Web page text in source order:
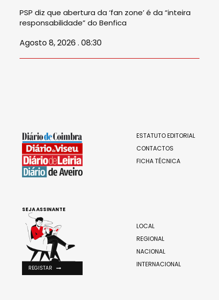
PSP diz que abertura da ‘fan zone’ é da “inteira
responsabilidade” do Benfica
Agosto 8, 2026 . 08:30
ESTATUTO EDITORIAL
CONTACTOS
FICHA TÉCNICA
LOCAL
REGIONAL
NACIONAL
INTERNACIONAL
SEJA ASSINANTE
REGISTAR